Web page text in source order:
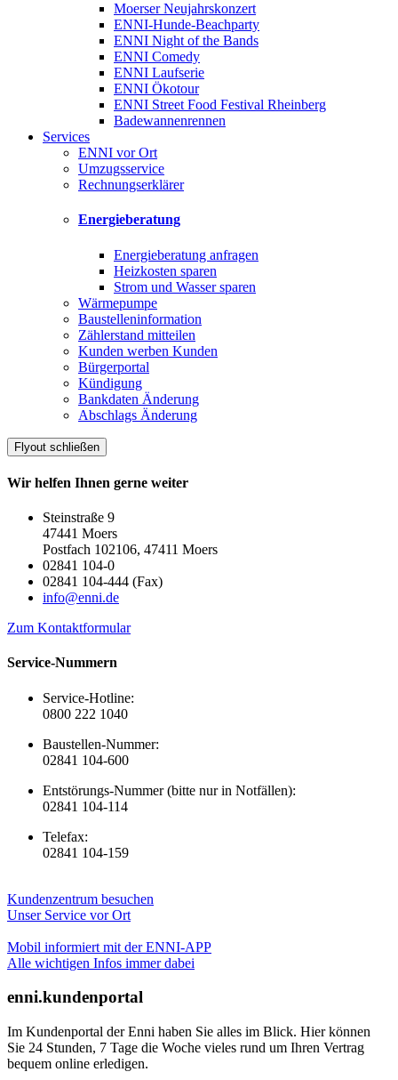
Moerser Neujahrskonzert
ENNI-Hunde-Beachparty
ENNI Night of the Bands
ENNI Comedy
ENNI Laufserie
ENNI Ökotour
ENNI Street Food Festival Rheinberg
Badewannenrennen
Services
ENNI vor Ort
Umzugsservice
Rechnungserklärer
Energieberatung
Energieberatung anfragen
Heizkosten sparen
Strom und Wasser sparen
Wärmepumpe
Baustelleninformation
Zählerstand mitteilen
Kunden werben Kunden
Bürgerportal
Kündigung
Bankdaten Änderung
Abschlags Änderung
Flyout schließen
Wir helfen Ihnen gerne weiter
Steinstraße 9
47441 Moers
Postfach 102106, 47411 Moers
02841 104-0
02841 104-444 (Fax)
info@enni.de
Zum Kontaktformular
Service-Nummern
Service-Hotline:
0800 222 1040
Baustellen-Nummer:
02841 104-600
Entstörungs-Nummer (bitte nur in Notfällen):
02841 104-114
Telefax:
02841 104-159
Kundenzentrum besuchen
Unser Service vor Ort
Mobil informiert mit der ENNI-APP
Alle wichtigen Infos immer dabei
enni.kundenportal
Im Kundenportal der Enni haben Sie alles im Blick. Hier können
Sie 24 Stunden, 7 Tage die Woche vieles rund um Ihren Vertrag
bequem online erledigen.